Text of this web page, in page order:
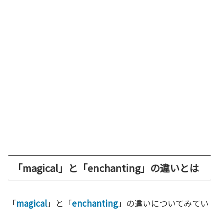
「magical」と「enchanting」の違いとは
「magical」と「enchanting」の違いについてみてい